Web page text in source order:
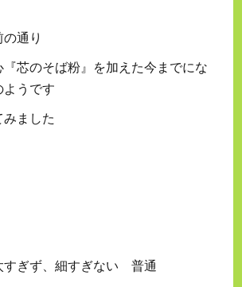
通り
芯のそば粉』を加えた今までにな
ようです
ました
すぎず、細すぎない 普通